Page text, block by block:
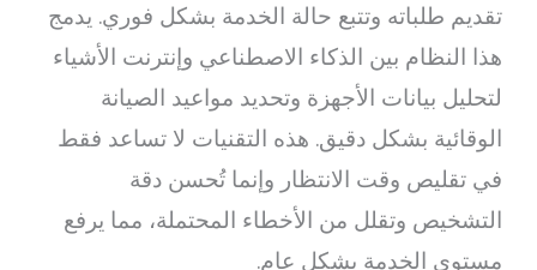
تقديم طلباته وتتبع حالة الخدمة بشكل فوري. يدمج
هذا النظام بين الذكاء الاصطناعي وإنترنت الأشياء
لتحليل بيانات الأجهزة وتحديد مواعيد الصيانة
الوقائية بشكل دقيق. هذه التقنيات لا تساعد فقط
في تقليص وقت الانتظار وإنما تُحسن دقة
التشخيص وتقلل من الأخطاء المحتملة، مما يرفع
مستوى الخدمة بشكل عام.